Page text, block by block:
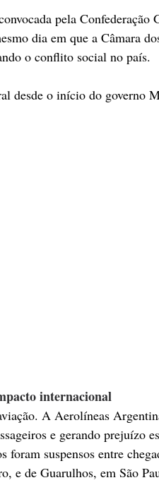
pela
dia em que a Câmara
o conflito social no país.
desde o início do governo
internacional
A Aerolíneas
e gerando prejuízo
foram suspensos entre
e de Guarulhos, em São